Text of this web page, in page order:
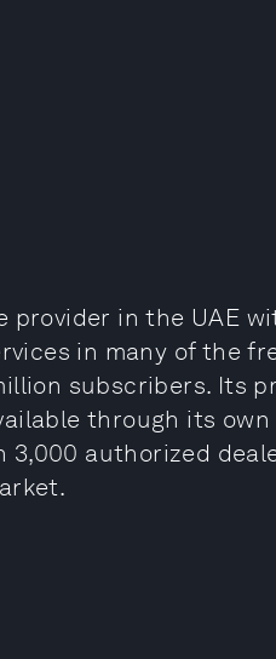
provider in the UAE
in many of the
subscribers. Its
through its
authorized